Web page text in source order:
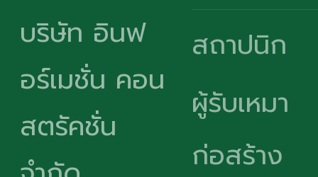
บริษัท อินฟ
อร์เมชั่น คอน
สตรัคชั่น
สถาปนิก
ผู้รับเหมา
ก่อสร้าง